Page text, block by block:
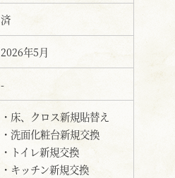
済
2026年5月
-
・床、クロス新規貼替え
・洗面化粧台新規交換
・トイレ新規交換
・キッチン新規交換